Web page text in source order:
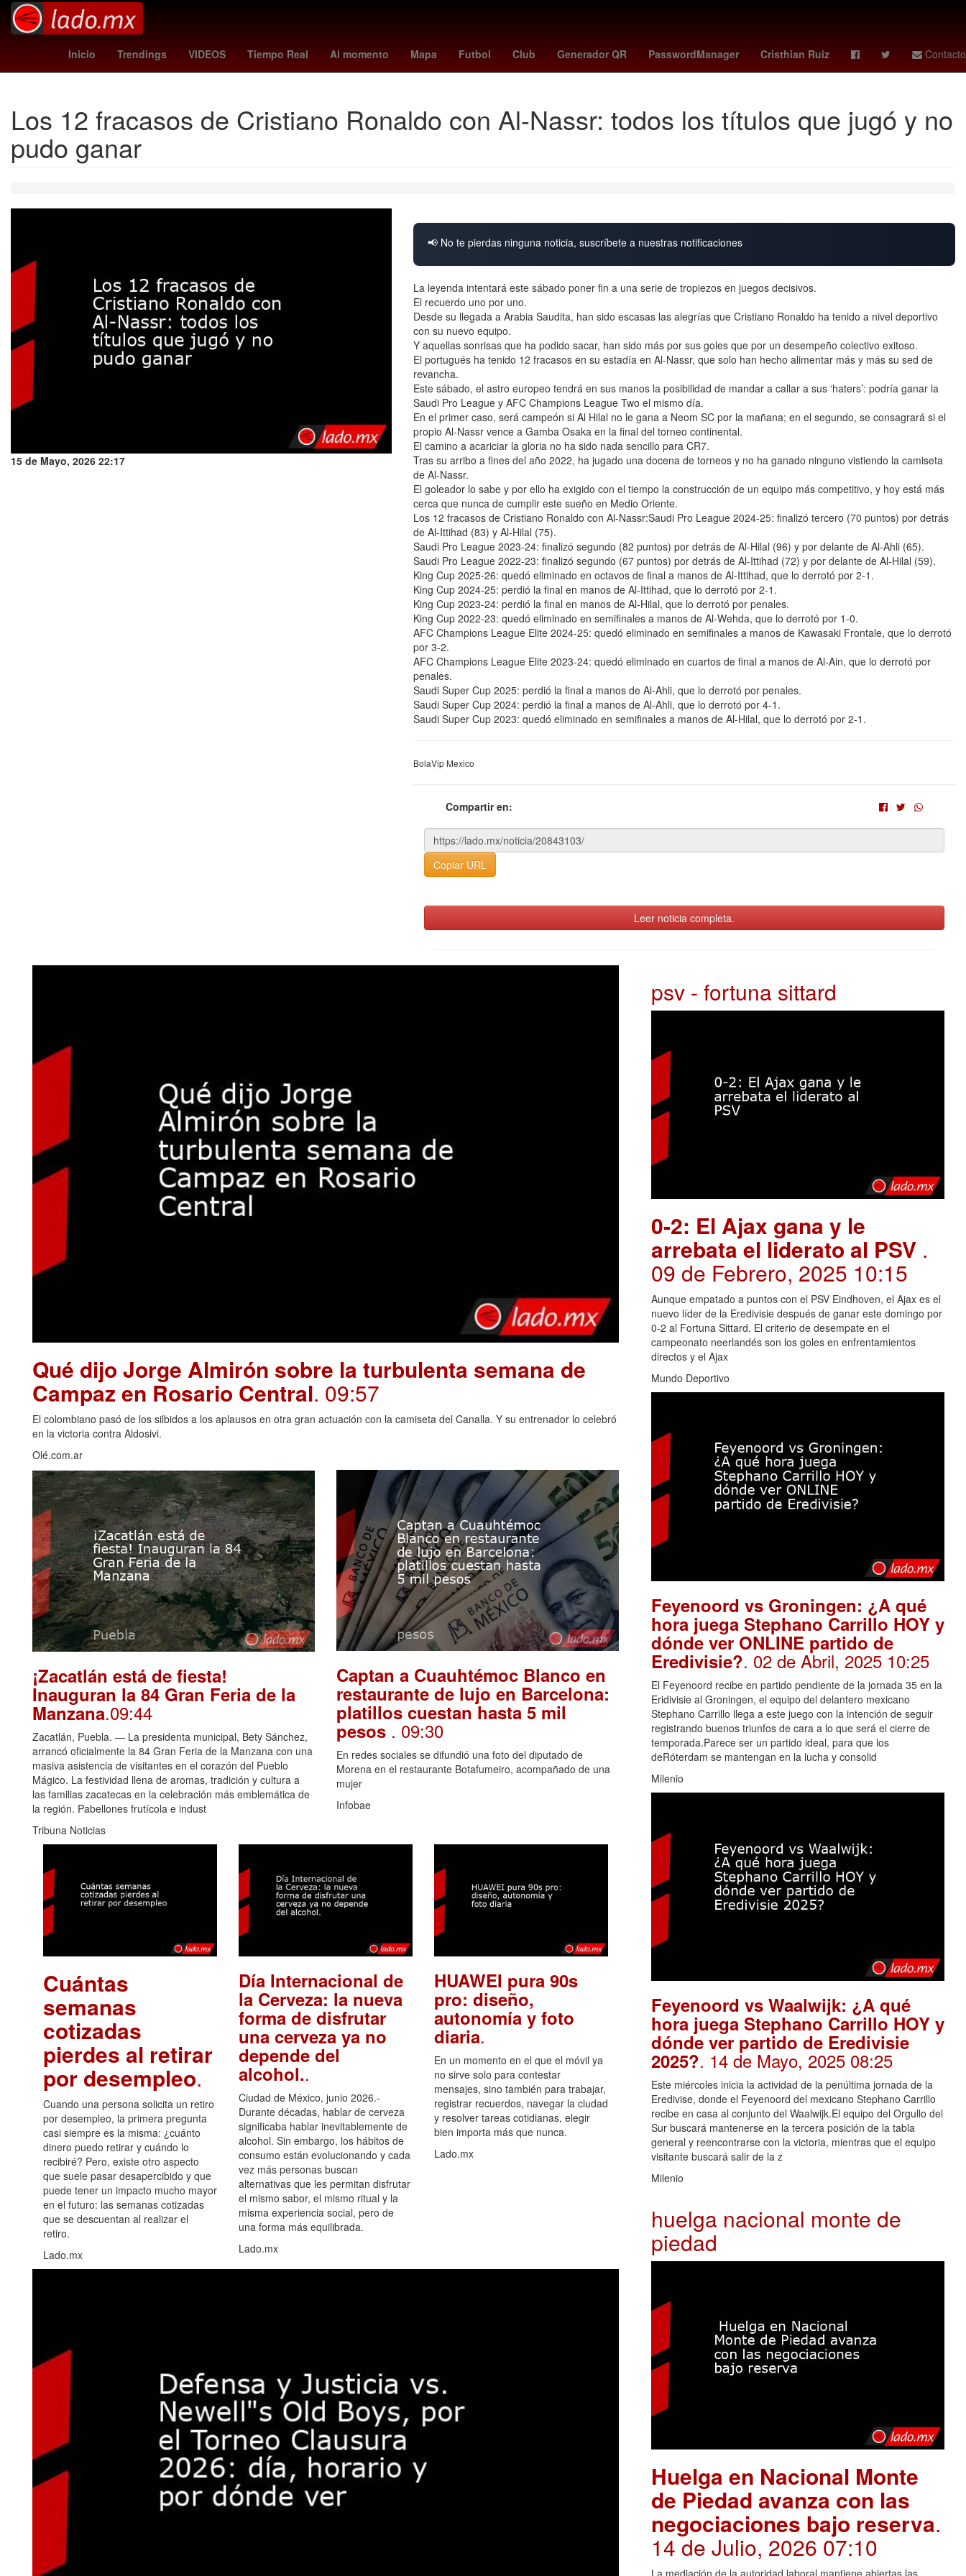
Inicio Trendings VIDEOS Tiempo Real Al momento Mapa Futbol Club Generador QR PasswordManager Cristhian Ruiz Contacto
Valencia Voleibol fulham - newcastle Natalia Jimenez Venezolanos Senador psv - fortuna sittard Star Wars Aguascalientes Puebla de Zaragoza
Los 12 fracasos de Cristiano Ronaldo con Al-Nassr: todos los títulos que jugó y no
pudo ganar
15 de Mayo, 2026 22:17
📢 No te pierdas ninguna noticia, suscríbete a nuestras notificaciones
La leyenda intentará este sábado poner fin a una serie de tropiezos en juegos decisivos.
El recuerdo uno por uno.
Desde su llegada a Arabia Saudita, han sido escasas las alegrías que Cristiano Ronaldo ha tenido a nivel deportivo
con su nuevo equipo.
Y aquellas sonrisas que ha podido sacar, han sido más por sus goles que por un desempeño colectivo exitoso.
El portugués ha tenido 12 fracasos en su estadía en Al-Nassr, que solo han hecho alimentar más y más su sed de
revancha.
Este sábado, el astro europeo tendrá en sus manos la posibilidad de mandar a callar a sus ‘haters’: podría ganar la
Saudi Pro League y AFC Champions League Two el mismo día.
En el primer caso, será campeón si Al Hilal no le gana a Neom SC por la mañana; en el segundo, se consagrará si el
propio Al-Nassr vence a Gamba Osaka en la final del torneo continental.
El camino a acariciar la gloria no ha sido nada sencillo para CR7.
Tras su arribo a fines del año 2022, ha jugado una docena de torneos y no ha ganado ninguno vistiendo la camiseta
de Al-Nassr.
El goleador lo sabe y por ello ha exigido con el tiempo la construcción de un equipo más competitivo, y hoy está más
cerca que nunca de cumplir este sueño en Medio Oriente.
Los 12 fracasos de Cristiano Ronaldo con Al-Nassr:Saudi Pro League 2024-25: finalizó tercero (70 puntos) por detrás
de Al-Ittihad (83) y Al-Hilal (75).
Saudi Pro League 2023-24: finalizó segundo (82 puntos) por detrás de Al-Hilal (96) y por delante de Al-Ahli (65).
Saudi Pro League 2022-23: finalizó segundo (67 puntos) por detrás de Al-Ittihad (72) y por delante de Al-Hilal (59).
King Cup 2025-26: quedó eliminado en octavos de final a manos de Al-Ittihad, que lo derrotó por 2-1.
King Cup 2024-25: perdió la final en manos de Al-Ittihad, que lo derrotó por 2-1.
King Cup 2023-24: perdió la final en manos de Al-Hilal, que lo derrotó por penales.
King Cup 2022-23: quedó eliminado en semifinales a manos de Al-Wehda, que lo derrotó por 1-0.
AFC Champions League Elite 2024-25: quedó eliminado en semifinales a manos de Kawasaki Frontale, que lo derrotó
por 3-2.
AFC Champions League Elite 2023-24: quedó eliminado en cuartos de final a manos de Al-Ain, que lo derrotó por
penales.
Saudi Super Cup 2025: perdió la final a manos de Al-Ahli, que lo derrotó por penales.
Saudi Super Cup 2024: perdió la final a manos de Al-Ahli, que lo derrotó por 4-1.
Saudi Super Cup 2023: quedó eliminado en semifinales a manos de Al-Hilal, que lo derrotó por 2-1.
BolaVip Mexico
Compartir en:
Copiar URL
Leer noticia completa.
Qué dijo Jorge Almirón sobre la turbulenta semana de
Campaz en Rosario Central. 09:57
El colombiano pasó de los silbidos a los aplausos en otra gran actuación con la camiseta del Canalla. Y su entrenador lo celebró
en la victoria contra Aldosivi.
Olé.com.ar
¡Zacatlán está de fiesta!
Inauguran la 84 Gran Feria de la
Manzana.09:44
Zacatlán, Puebla. — La presidenta municipal, Bety Sánchez,
arrancó oficialmente la 84 Gran Feria de la Manzana con una
masiva asistencia de visitantes en el corazón del Pueblo
Mágico. La festividad llena de aromas, tradición y cultura a
las familias zacatecas en la celebración más emblemática de
la región. Pabellones frutícola e indust
Tribuna Noticias
Captan a Cuauhtémoc Blanco en
restaurante de lujo en Barcelona:
platillos cuestan hasta 5 mil
pesos . 09:30
En redes sociales se difundió una foto del diputado de
Morena en el restaurante Botafumeiro, acompañado de una
mujer
Infobae
Cuántas
semanas
cotizadas
pierdes al retirar
por desempleo.
Cuando una persona solicita un retiro
por desempleo, la primera pregunta
casi siempre es la misma: ¿cuánto
dinero puedo retirar y cuándo lo
recibiré? Pero, existe otro aspecto
que suele pasar desapercibido y que
puede tener un impacto mucho mayor
en el futuro: las semanas cotizadas
que se descuentan al realizar el
retiro.
Lado.mx
Día Internacional de
la Cerveza: la nueva
forma de disfrutar
una cerveza ya no
depende del
alcohol..
Ciudad de México, junio 2026.-
Durante décadas, hablar de cerveza
significaba hablar inevitablemente de
alcohol. Sin embargo, los hábitos de
consumo están evolucionando y cada
vez más personas buscan
alternativas que les permitan disfrutar
el mismo sabor, el mismo ritual y la
misma experiencia social, pero de
una forma más equilibrada.
Lado.mx
HUAWEI pura 90s
pro: diseño,
autonomía y foto
diaria.
En un momento en el que el móvil ya
no sirve solo para contestar
mensajes, sino también para trabajar,
registrar recuerdos, navegar la ciudad
y resolver tareas cotidianas, elegir
bien importa más que nunca.
Lado.mx
psv - fortuna sittard
0-2: El Ajax gana y le
arrebata el liderato al PSV .
09 de Febrero, 2025 10:15
Aunque empatado a puntos con el PSV Eindhoven, el Ajax es el
nuevo líder de la Eredivisie después de ganar este domingo por
0-2 al Fortuna Sittard. El criterio de desempate en el
campeonato neerlandés son los goles en enfrentamientos
directos y el Ajax
Mundo Deportivo
Feyenoord vs Groningen: ¿A qué
hora juega Stephano Carrillo HOY y
dónde ver ONLINE partido de
Eredivisie?. 02 de Abril, 2025 10:25
El Feyenoord recibe en partido pendiente de la jornada 35 en la
Eridivisie al Groningen, el equipo del delantero mexicano
Stephano Carrillo llega a este juego con la intención de seguir
registrando buenos triunfos de cara a lo que será el cierre de
temporada.Parece ser un partido ideal, para que los
deRóterdam se mantengan en la lucha y consolid
Milenio
Feyenoord vs Waalwijk: ¿A qué
hora juega Stephano Carrillo HOY y
dónde ver partido de Eredivisie
2025?. 14 de Mayo, 2025 08:25
Este miércoles inicia la actividad de la penúltima jornada de la
Eredivise, donde el Feyenoord del mexicano Stephano Carrillo
recibe en casa al conjunto del Waalwijk.El equipo del Orgullo del
Sur buscará mantenerse en la tercera posición de la tabla
general y reencontrarse con la victoria, mientras que el equipo
visitante buscará salir de la z
Milenio
huelga nacional monte de
piedad
Huelga en Nacional Monte
de Piedad avanza con las
negociaciones bajo reserva.
14 de Julio, 2026 07:10